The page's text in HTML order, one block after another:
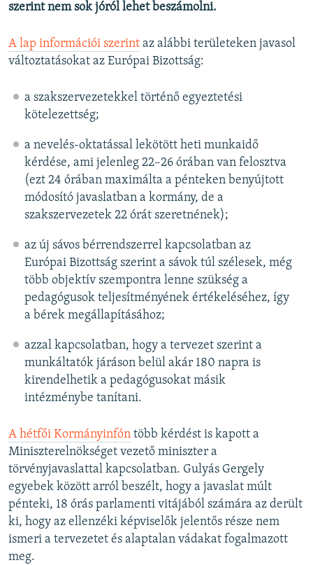
szerint nem sok jóról lehet beszámolni.
A lap információi szerint az alábbi területeken javasol
változtatásokat az Európai Bizottság:
a szakszervezetekkel történő egyeztetési
kötelezettség;
a nevelés-oktatással lekötött heti munkaidő
kérdése, ami jelenleg 22–26 órában van felosztva
(ezt 24 órában maximálta a pénteken benyújtott
módosító javaslatban a kormány, de a
szakszervezetek 22 órát szeretnének);
az új sávos bérrendszerrel kapcsolatban az
Európai Bizottság szerint a sávok túl szélesek, még
több objektív szempontra lenne szükség a
pedagógusok teljesítményének értékeléséhez, így
a bérek megállapításához;
azzal kapcsolatban, hogy a tervezet szerint a
munkáltatók járáson belül akár 180 napra is
kirendelhetik a pedagógusokat másik
intézménybe tanítani.
A hétfői Kormányinfón több kérdést is kapott a
Miniszterelnökséget vezető miniszter a
törvényjavaslattal kapcsolatban. Gulyás Gergely
egyebek között arról beszélt, hogy a javaslat múlt
pénteki, 18 órás parlamenti vitájából számára az derült
ki, hogy az ellenzéki képviselők jelentős része nem
ismeri a tervezetet és alaptalan vádakat fogalmazott
meg.